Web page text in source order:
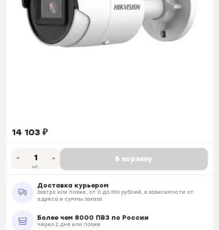
14 103 ₽
шт.
В корзину
Доставка курьером
Завтра или позже, от 0 до 390 рублей, в зависимости от
адреса и суммы заказа
Более чем 8000 ПВЗ по России
Через 2 дня или позже